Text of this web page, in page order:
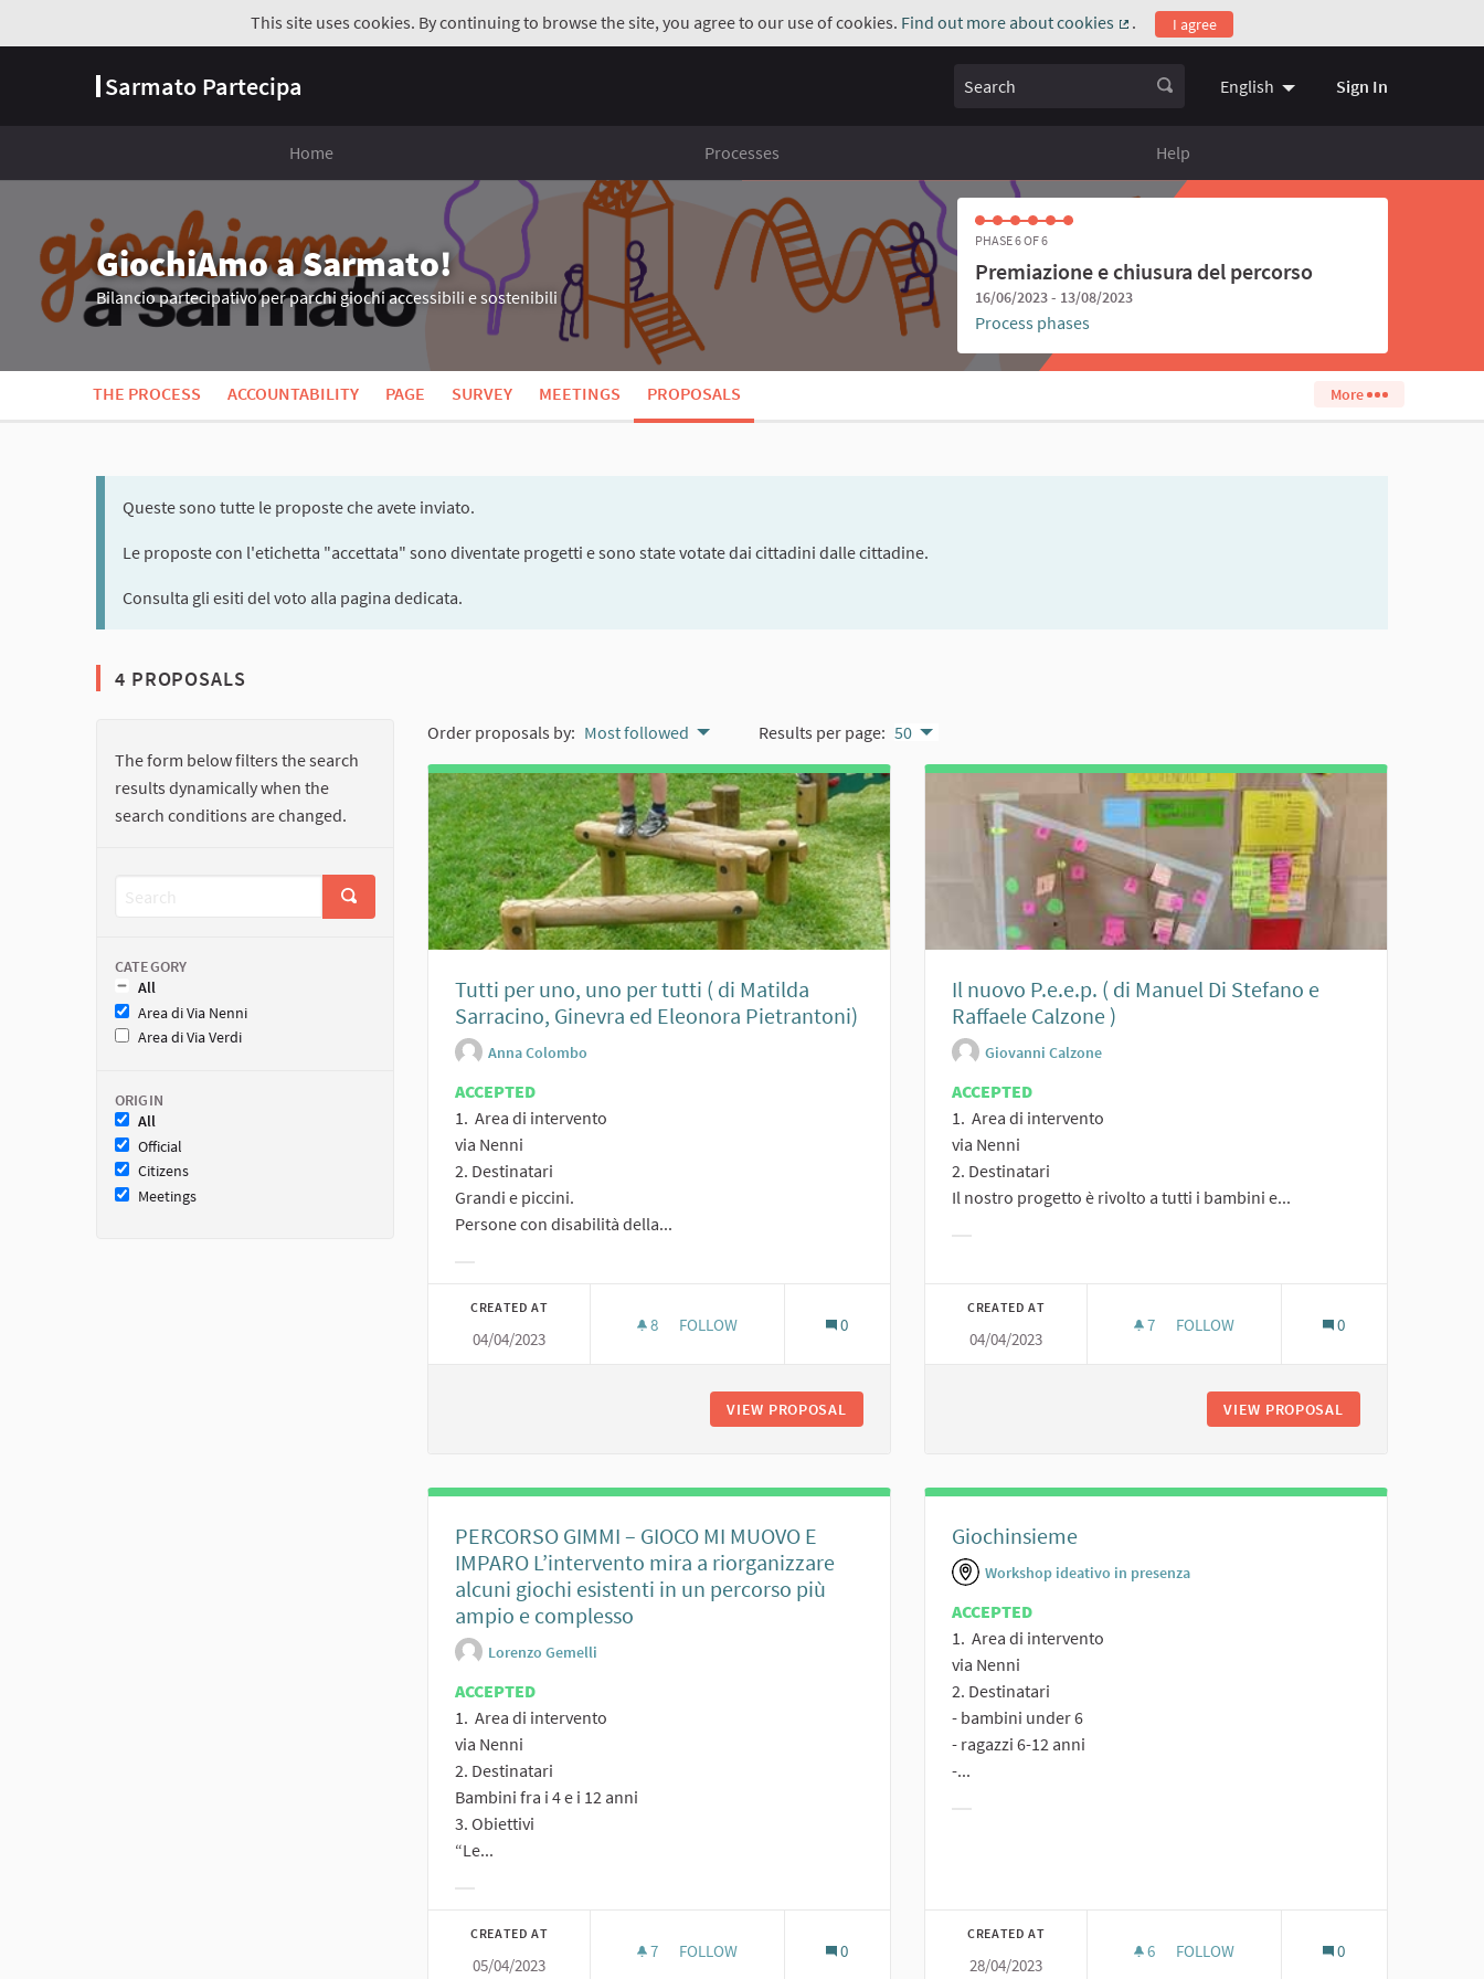
This site uses cookies. By continuing to browse the site, you agree to our use of cookies. Find out more about cookies
(External link)
. I agree
Sarmato Partecipa Search English Choose language
Sign In
Home Processes Help
GiochiAmo a Sarmato!
Bilancio partecipativo per parchi giochi accessibili e sostenibili
PHASE 6 OF 6
Premiazione e chiusura del percorso
16/06/2023 - 13/08/2023
Process phases
THE PROCESS ACCOUNTABILITY PAGE SURVEY MEETINGS PROPOSALS More
Queste sono tutte le proposte che avete inviato.
Le proposte con l'etichetta "accettata" sono diventate progetti e sono state votate dai cittadini dalle cittadine.
Consulta gli esiti del voto alla pagina dedicata.
4 PROPOSALS
The form below filters the search
results dynamically when the
search conditions are changed.
CATEGORY
All
Area di Via Nenni
Area di Via Verdi
ORIGIN
All
Official
Citizens
Meetings
Order proposals by: Most followed Results per page: 50
Tutti per uno, uno per tutti ( di Matilda
Sarracino, Ginevra ed Eleonora Pietrantoni)
Anna Colombo
ACCEPTED
1. Area di intervento
via Nenni
2. Destinatari
Grandi e piccini.
Persone con disabilità della...
CREATED AT
04/04/2023
8 8 FOLLOWERS
FOLLOW
TUTTI PER UNO, UNO PER TUTTI ( DI MATILDA SARRACINO, GINEVRA ED ELEONORA PIETRANTONI)
0
VIEW PROPOSAL TUTTI PER UNO, UNO PER TUTTI ( DI MATILDA SARRACINO, GINEVRA ED ELEONORA
Il nuovo P.e.e.p. ( di Manuel Di Stefano e
Raffaele Calzone )
Giovanni Calzone
ACCEPTED
1. Area di intervento
via Nenni
2. Destinatari
Il nostro progetto è rivolto a tutti i bambini e...
CREATED AT
04/04/2023
7 7 FOLLOWERS
FOLLOW 0
VIEW PROPOSAL
PERCORSO GIMMI – GIOCO MI MUOVO E
IMPARO L’intervento mira a riorganizzare
alcuni giochi esistenti in un percorso più
ampio e complesso
Lorenzo Gemelli
ACCEPTED
1. Area di intervento
via Nenni
2. Destinatari
Bambini fra i 4 e i 12 anni
3. Obiettivi
“Le...
CREATED AT
05/04/2023
7 7 FOLLOWERS
FOLLOW
PERCORSO GIMMI – GIOCO MI MUOVO E IMPARO L’INTERVENTO MIRA A RIORGANIZZARE ALCUNI
0
Giochinsieme
Workshop ideativo in presenza
ACCEPTED
1. Area di intervento
via Nenni
2. Destinatari
- bambini under 6
- ragazzi 6-12 anni
-...
CREATED AT
28/04/2023
6 6 FOLLOWERS
FOLLOW 0